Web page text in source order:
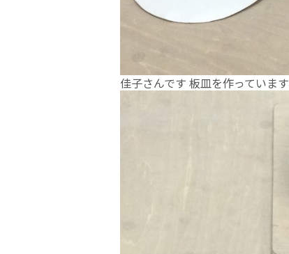
佳子さんです 板皿を作っています